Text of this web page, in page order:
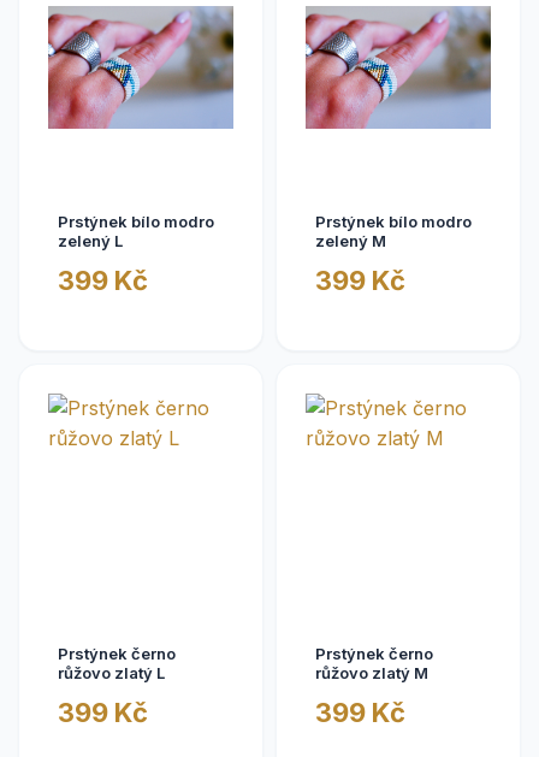
Prstýnek bílo modro
zelený L
399 Kč
Prstýnek bílo modro
zelený M
399 Kč
Prstýnek černo
růžovo zlatý L
399 Kč
Prstýnek černo
růžovo zlatý M
399 Kč